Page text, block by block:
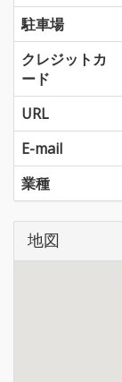
駐車場
クレジットカ
ード
URL
E-mail
業種
地図